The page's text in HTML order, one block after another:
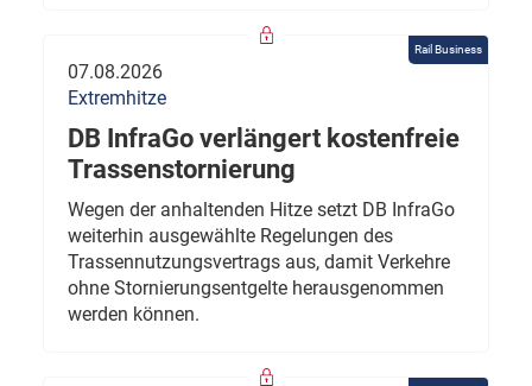
Rail Business
07.08.2026
Extremhitze
DB InfraGo verlängert kostenfreie
Trassenstornierung
Wegen der anhaltenden Hitze setzt DB InfraGo
weiterhin ausgewählte Regelungen des
Trassennutzungsvertrags aus, damit Verkehre
ohne Stornierungsentgelte herausgenommen
werden können.